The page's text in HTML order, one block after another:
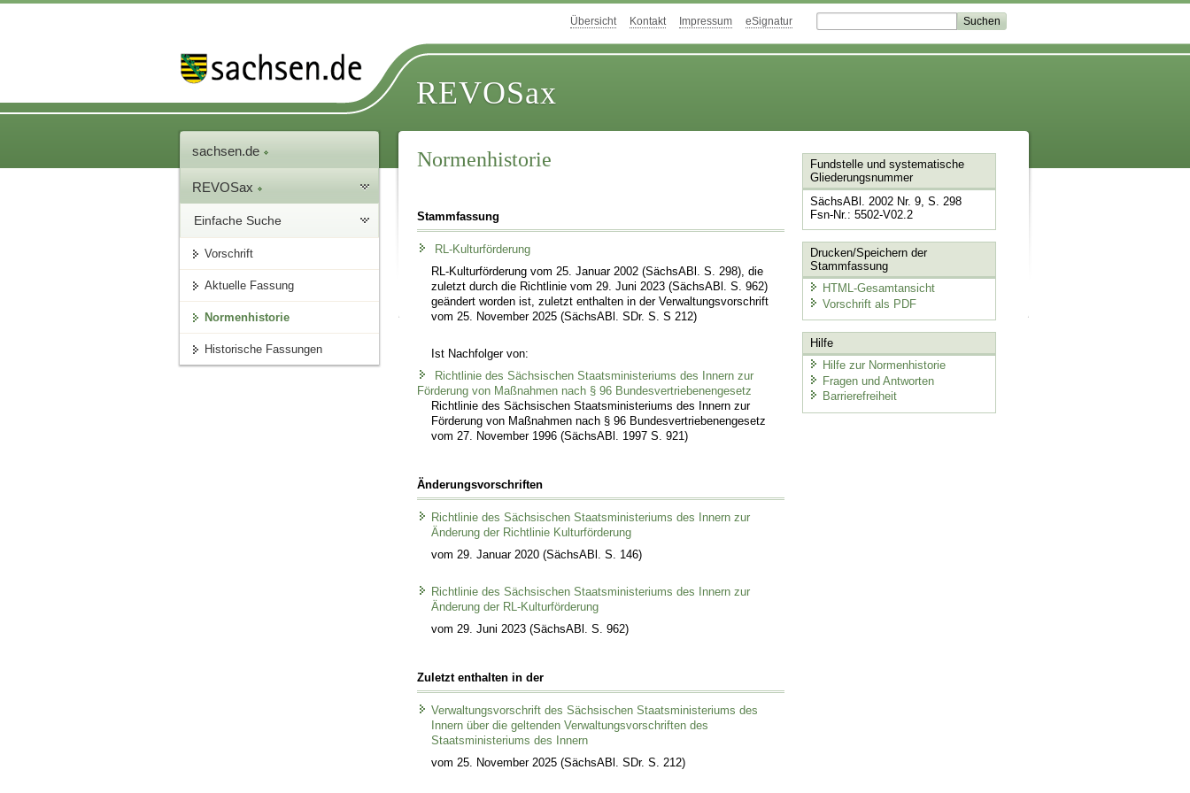
Übersicht Kontakt Impressum eSignatur
REVOSax
sachsen.de
REVOSax
Einfache Suche
Vorschrift
Aktuelle Fassung
Normenhistorie
Historische Fassungen
Normenhistorie
Stammfassung
RL-Kulturförderung
RL-Kulturförderung vom 25. Januar 2002 (SächsABl. S. 298), die
zuletzt durch die Richtlinie vom 29. Juni 2023 (SächsABl. S. 962)
geändert worden ist, zuletzt enthalten in der Verwaltungsvorschrift
vom 25. November 2025 (SächsABl. SDr. S. S 212)
Ist Nachfolger von:
Richtlinie des Sächsischen Staatsministeriums des Innern zur
Förderung von Maßnahmen nach § 96 Bundesvertriebenengesetz
Richtlinie des Sächsischen Staatsministeriums des Innern zur
Förderung von Maßnahmen nach § 96 Bundesvertriebenengesetz
vom 27. November 1996 (SächsABl. 1997 S. 921)
Änderungsvorschriften
Richtlinie des Sächsischen Staatsministeriums des Innern zur
Änderung der Richtlinie Kulturförderung
vom 29. Januar 2020 (SächsABl. S. 146)
Richtlinie des Sächsischen Staatsministeriums des Innern zur
Änderung der RL-Kulturförderung
vom 29. Juni 2023 (SächsABl. S. 962)
Zuletzt enthalten in der
Verwaltungsvorschrift des Sächsischen Staatsministeriums des
Innern über die geltenden Verwaltungsvorschriften des
Staatsministeriums des Innern
vom 25. November 2025 (SächsABl. SDr. S. 212)
Fundstelle und systematische
Gliederungsnummer
SächsABl. 2002 Nr. 9, S. 298
Fsn-Nr.: 5502-V02.2
Drucken/Speichern der
Stammfassung
HTML-Gesamtansicht
Vorschrift als PDF
Hilfe
Hilfe zur Normenhistorie
Fragen und Antworten
Barrierefreiheit